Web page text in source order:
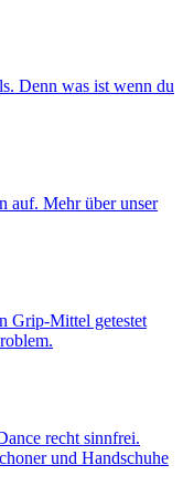
Denn was ist wenn du
auf. Mehr über unser
Grip-Mittel getestet
recht sinnfrei.
und Handschuhe